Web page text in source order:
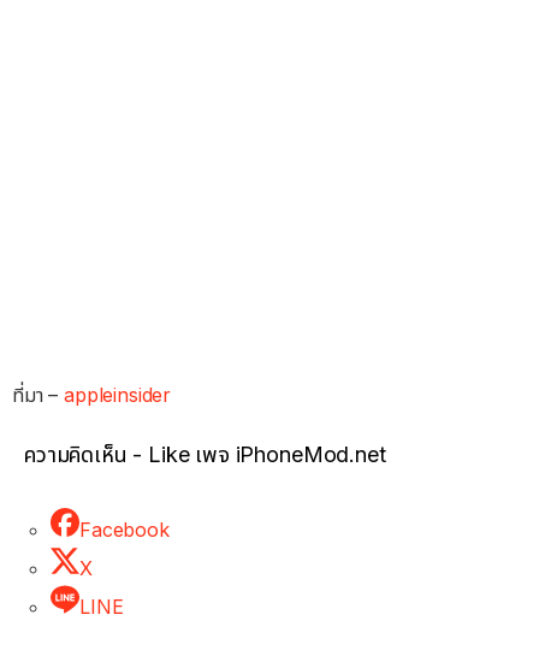
ที่มา –appleinsider
ความคิดเห็น - Like เพจ iPhoneMod.net
Facebook
X
LINE